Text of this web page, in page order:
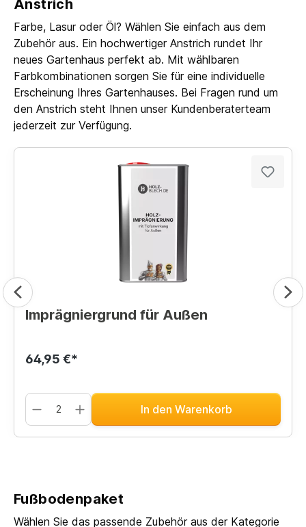
Anstrich
Farbe, Lasur oder Öl? Wählen Sie einfach aus dem
Zubehör aus. Ein hochwertiger Anstrich rundet Ihr
neues Gartenhaus perfekt ab. Mit wählbaren
Farbkombinationen sorgen Sie für eine individuelle
Erscheinung Ihres Gartenhauses. Bei Fragen rund um
den Anstrich steht Ihnen unser Kundenberaterteam
jederzeit zur Verfügung.
Imprägniergrund für Außen
64,95 €*
In den Warenkorb
Fußbodenpaket
Wählen Sie das passende Zubehör aus der Kategorie